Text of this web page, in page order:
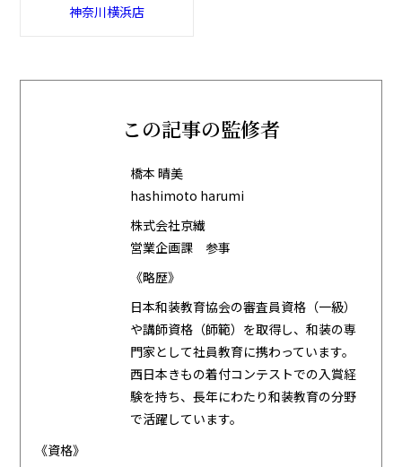
神奈川横浜店
この記事の監修者
橋本 晴美
hashimoto harumi
株式会社京繊
営業企画課 参事
《略歴》
日本和装教育協会の審査員資格（一級）
や講師資格（師範）を取得し、和装の専
門家として社員教育に携わっています。
西日本きもの着付コンテストでの入賞経
験を持ち、長年にわたり和装教育の分野
で活躍しています。
《資格》